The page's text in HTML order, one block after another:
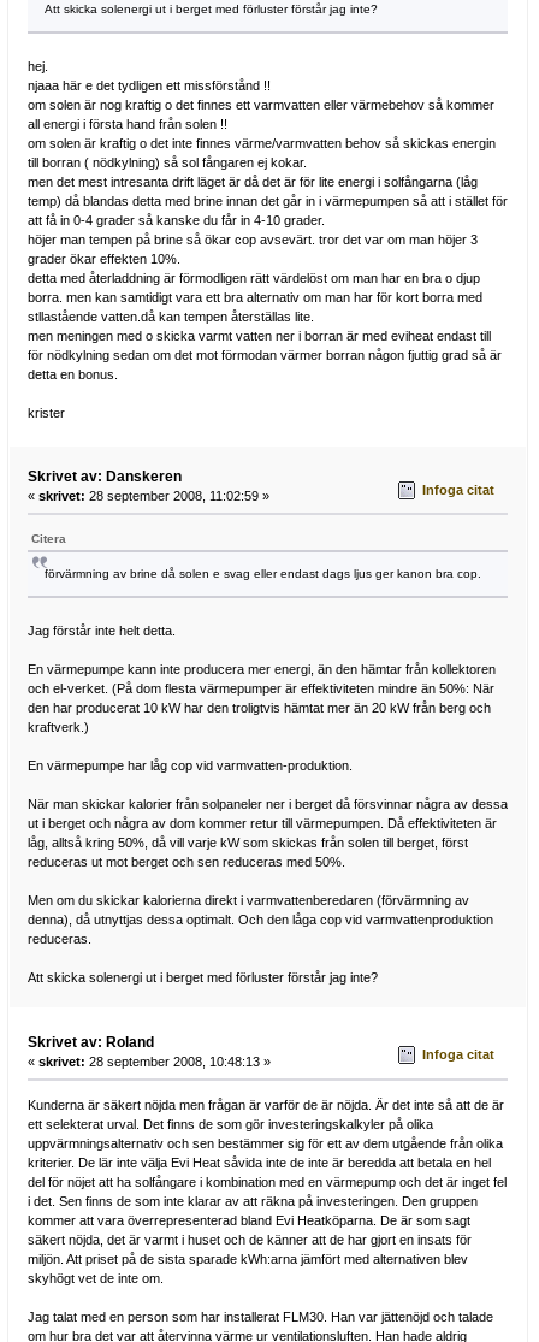
Att skicka solenergi ut i berget med förluster förstår jag inte?
hej.
njaaa här e det tydligen ett missförstånd !!
om solen är nog kraftig o det finnes ett varmvatten eller värmebehov så kommer
all energi i första hand från solen !!
om solen är kraftig o det inte finnes värme/varmvatten behov så skickas energin
till borran ( nödkylning) så sol fångaren ej kokar.
men det mest intresanta drift läget är då det är för lite energi i solfångarna (låg
temp) då blandas detta med brine innan det går in i värmepumpen så att i stället för
att få in 0-4 grader så kanske du får in 4-10 grader.
höjer man tempen på brine så ökar cop avsevärt. tror det var om man höjer 3
grader ökar effekten 10%.
detta med återladdning är förmodligen rätt värdelöst om man har en bra o djup
borra. men kan samtidigt vara ett bra alternativ om man har för kort borra med
stllastående vatten.då kan tempen återställas lite.
men meningen med o skicka varmt vatten ner i borran är med eviheat endast till
för nödkylning sedan om det mot förmodan värmer borran någon fjuttig grad så är
detta en bonus.
krister
Skrivet av: Danskeren
« skrivet: 28 september 2008, 11:02:59 » Infoga citat
Citera
förvärmning av brine då solen e svag eller endast dags ljus ger kanon bra cop.
Jag förstår inte helt detta.
En värmepumpe kann inte producera mer energi, än den hämtar från kollektoren
och el-verket. (På dom flesta värmepumper är effektiviteten mindre än 50%: När
den har producerat 10 kW har den troligtvis hämtat mer än 20 kW från berg och
kraftverk.)
En värmepumpe har låg cop vid varmvatten-produktion.
När man skickar kalorier från solpaneler ner i berget då försvinnar några av dessa
ut i berget och några av dom kommer retur till värmepumpen. Då effektiviteten är
låg, alltså kring 50%, då vill varje kW som skickas från solen till berget, först
reduceras ut mot berget och sen reduceras med 50%.
Men om du skickar kalorierna direkt i varmvattenberedaren (förvärmning av
denna), då utnyttjas dessa optimalt. Och den låga cop vid varmvattenproduktion
reduceras.
Att skicka solenergi ut i berget med förluster förstår jag inte?
Skrivet av: Roland
« skrivet: 28 september 2008, 10:48:13 » Infoga citat
Kunderna är säkert nöjda men frågan är varför de är nöjda. Är det inte så att de är
ett selekterat urval. Det finns de som gör investeringskalkyler på olika
uppvärmningsalternativ och sen bestämmer sig för ett av dem utgående från olika
kriterier. De lär inte välja Evi Heat såvida inte de inte är beredda att betala en hel
del för nöjet att ha solfångare i kombination med en värmepump och det är inget fel
i det. Sen finns de som inte klarar av att räkna på investeringen. Den gruppen
kommer att vara överrepresenterad bland Evi Heatköparna. De är som sagt
säkert nöjda, det är varmt i huset och de känner att de har gjort en insats för
miljön. Att priset på de sista sparade kWh:arna jämfört med alternativen blev
skyhögt vet de inte om.
Jag talat med en person som har installerat FLM30. Han var jättenöjd och talade
om hur bra det var att återvinna värme ur ventilationsluften. Han hade aldrig